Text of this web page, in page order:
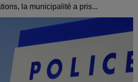
la municipalité a pris...